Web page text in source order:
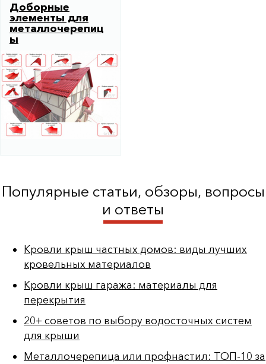
Доборные
элементы для
металлочерепиц
ы
Популярные статьи, обзоры, вопросы
и ответы
Кровли крыш частных домов: виды лучших
кровельных материалов
Кровли крыш гаража: материалы для
перекрытия
20+ советов по выбору водосточных систем
для крыши
Металлочерепица или профнастил: ТОП-10 за